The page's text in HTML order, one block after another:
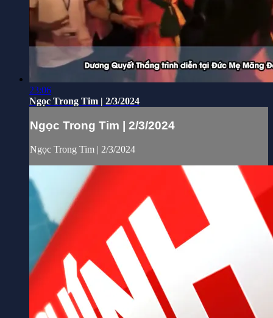
23:06
Ngọc Trong Tim | 2/3/2024
Ngọc Trong Tim | 2/3/2024
Ngọc Trong Tim | 2/3/2024